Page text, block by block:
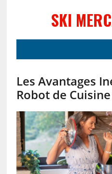
SKI
Les Avantages
Robot de